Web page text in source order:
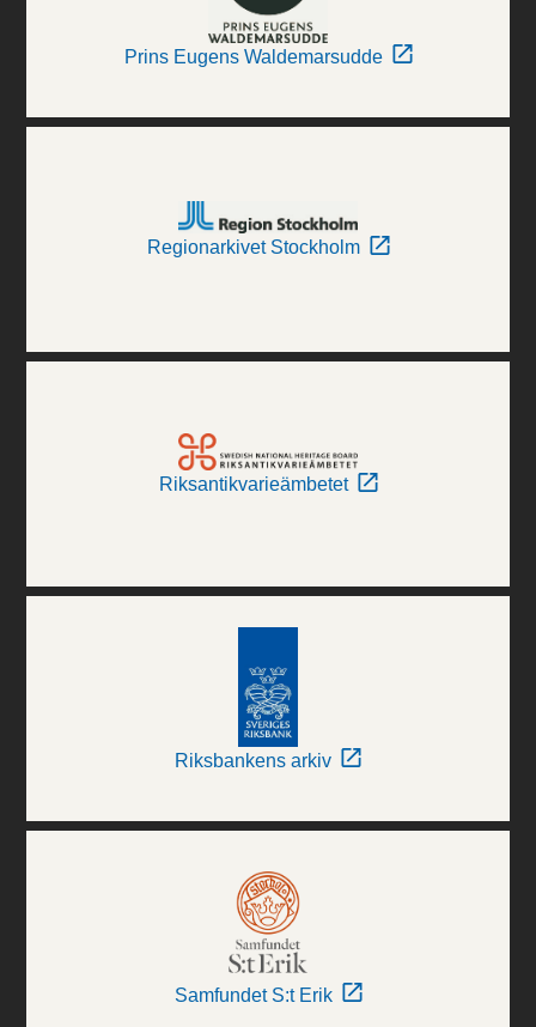
Prins Eugens Waldemarsudde
Regionarkivet Stockholm
Riksantikvarieämbetet
Riksbankens arkiv
Samfundet S:t Erik